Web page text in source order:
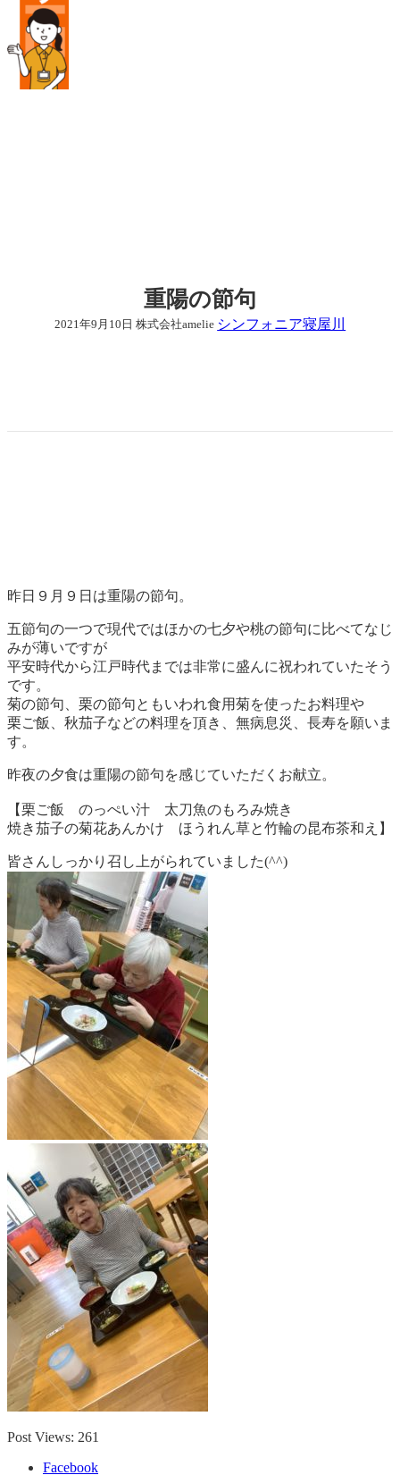
重陽の節句
2021年9月10日 株式会社amelie シンフォニア寝屋川
昨日９月９日は重陽の節句。
五節句の一つで現代ではほかの七夕や桃の節句に比べてなじ
みが薄いですが
平安時代から江戸時代までは非常に盛んに祝われていたそう
です。
菊の節句、栗の節句ともいわれ食用菊を使ったお料理や
栗ご飯、秋茄子などの料理を頂き、無病息災、長寿を願いま
す。
昨夜の夕食は重陽の節句を感じていただくお献立。
【栗ご飯 のっぺい汁 太刀魚のもろみ焼き
焼き茄子の菊花あんかけ ほうれん草と竹輪の昆布茶和え】
皆さんしっかり召し上がられていました(^^)
Post Views: 261
Facebook